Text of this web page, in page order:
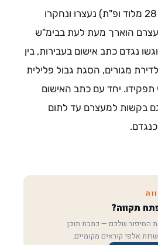
3 החשודים (27, 25, 28 מלוד ופ"ת) נעצרו ונחקרו
הוארך מעת לעת בבימ"ש
נגדם כתב אישום בעבירות, בין
מגורים, הסגת גבול פלילית
תפקידו. יחד עם כתב האישום
בקשות למעצרם עד לתום
תקווה?
הסיפור שלכם — כתבת תוכן
אלפי קוראים מקומיים.